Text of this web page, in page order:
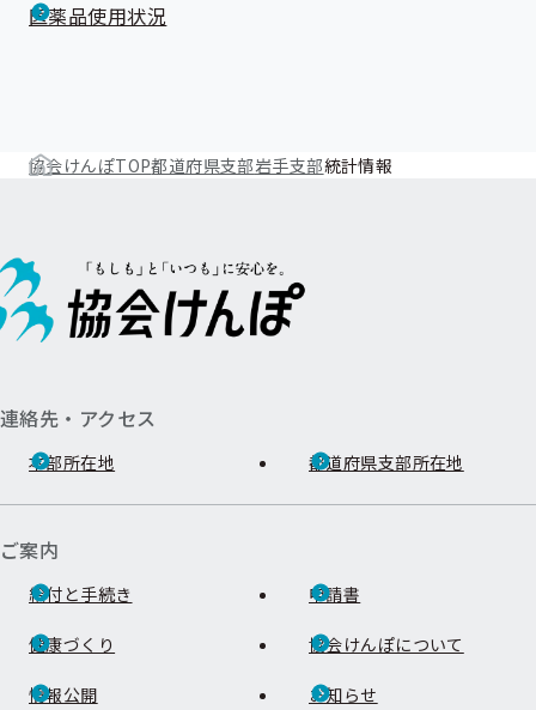
医薬品使用状況
協会けんぽTOP都道府県支部岩手支部統計情報
連絡先・アクセス
本部所在地 都道府県支部所在地
ご案内
給付と手続き 申請書
健康づくり 協会けんぽについて
情報公開 お知らせ